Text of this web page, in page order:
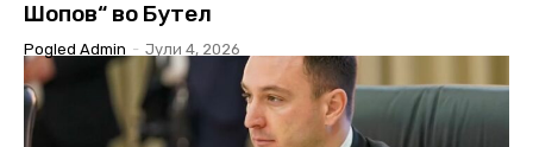
Шопов“ во Бутел
Pogled Admin - Јули 4, 2026